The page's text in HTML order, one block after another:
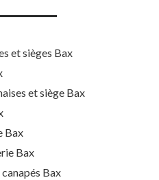
et sièges Bax
et siège Bax
Bax
Bax
Bax